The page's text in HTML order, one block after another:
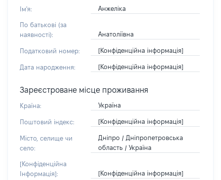
Ім'я: Анжеліка
По батькові (за
наявності):
Анатоліївна
Податковий номер: [Конфіденційна інформація]
Дата народження: [Конфіденційна інформація]
Зареєстроване місце проживання
Країна: Україна
Поштовий індекс: [Конфіденційна інформація]
Місто, селище чи
село:
Дніпро / Дніпропетровська
область / Україна
[Конфіденційна
Інформація]:
[Конфіденційна інформація]